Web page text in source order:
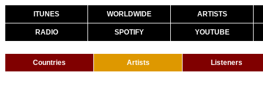
ITUNES WORLDWIDE ARTISTS
RADIO SPOTIFY YOUTUBE
Countries Artists Listeners